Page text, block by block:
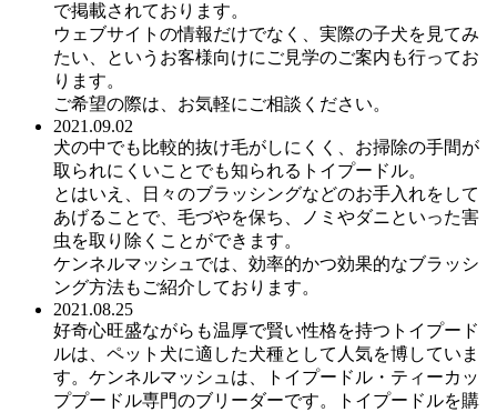
で掲載されております。
ウェブサイトの情報だけでなく、実際の子犬を見てみ
たい、というお客様向けにご見学のご案内も行ってお
ります。
ご希望の際は、お気軽にご相談ください。
2021.09.02
犬の中でも比較的抜け毛がしにくく、お掃除の手間が
取られにくいことでも知られるトイプードル。
とはいえ、日々のブラッシングなどのお手入れをして
あげることで、毛づやを保ち、ノミやダニといった害
虫を取り除くことができます。
ケンネルマッシュでは、効率的かつ効果的なブラッシ
ング方法もご紹介しております。
2021.08.25
好奇心旺盛ながらも温厚で賢い性格を持つトイプード
ルは、ペット犬に適した犬種として人気を博していま
す。ケンネルマッシュは、トイプードル・ティーカッ
ププードル専門のブリーダーです。トイプードルを購